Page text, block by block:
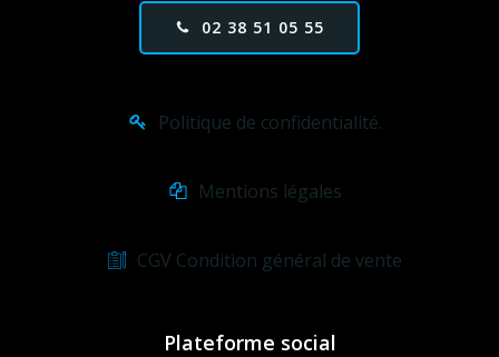
02 38 51 05 55
Politique de confidentialité.
Mentions légales
CGV Condition général de vente
Plateforme social